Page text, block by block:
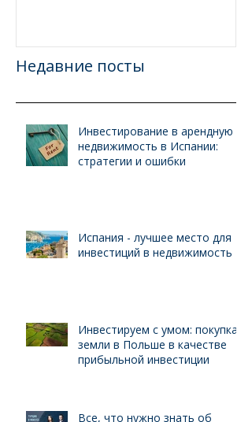
Недавние посты
Инвестирование в арендную
недвижимость в Испании:
стратегии и ошибки
Испания - лучшее место для
инвестиций в недвижимость
Инвестируем с умом: покупка
земли в Польше в качестве
прибыльной инвестиции
Все, что нужно знать об